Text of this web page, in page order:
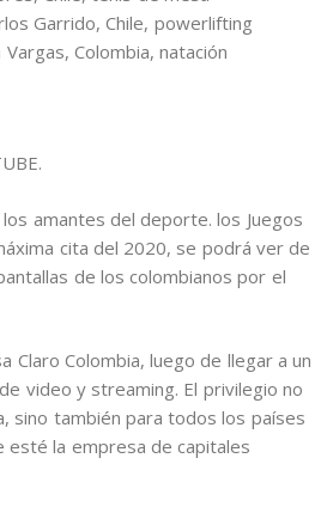
Garrido, Chile, powerlifting
Colombia, natación
amantes del deporte. los Juegos
cita del 2020, se podrá ver de
de los colombianos por el
Claro Colombia, luego de llegar a un
video y streaming. El privilegio no
sino también para todos los países
esté la empresa de capitales